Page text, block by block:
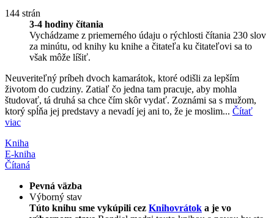
144 strán
3-4 hodiny čítania
Vychádzame z priemerného údaju o rýchlosti čítania 230 slov
za minútu, od knihy ku knihe a čitateľa ku čitateľovi sa to
však môže líšiť.
Neuveriteľný príbeh dvoch kamarátok, ktoré odišli za lepším
životom do cudziny. Zatiaľ čo jedna tam pracuje, aby mohla
študovať, tá druhá sa chce čím skôr vydať. Zoznámi sa s mužom,
ktorý spĺňa jej predstavy a nevadí jej ani to, že je moslim... Čítať
viac
Kniha
E-kniha
Čítaná
Pevná väzba
Výborný stav
Túto knihu sme vykúpili cez Knihovrátok a je vo